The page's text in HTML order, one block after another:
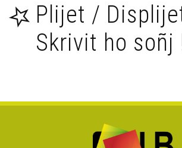
Bec'h de'i ! 9 – Peseurt labour-
2020 ?
Bec'h de'i ! 7 – Dilennadeg
Bec'h de'i ! 13 - Cheñchet o deus
Plijet /
Skrivit ho soñj